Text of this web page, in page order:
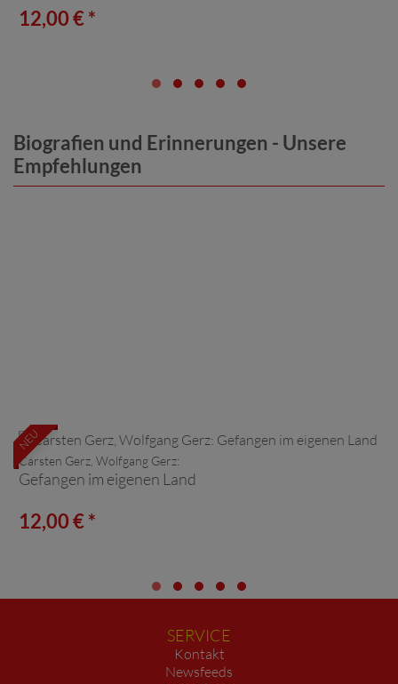
12,00 € *
Biografien und Erinnerungen - Unsere
Empfehlungen
NEU
Carsten Gerz, Wolfgang Gerz:
Gefangen im eigenen Land
12,00 € *
SERVICE
Kontakt
Newsfeeds